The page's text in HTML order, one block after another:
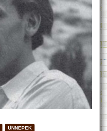
ÜNNEPEK